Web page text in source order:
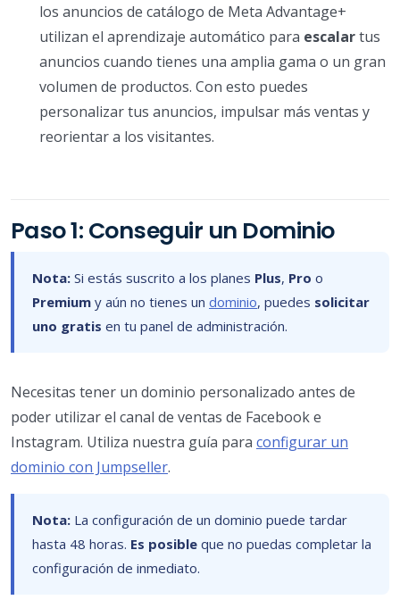
los anuncios de catálogo de Meta Advantage+
utilizan el aprendizaje automático para escalartus
anuncios cuando tienes una amplia gama o un gran
volumen de productos. Con esto puedes
personalizar tus anuncios, impulsar más ventas y
reorientar a los visitantes.
Paso 1: Conseguir un Dominio
Nota: Si estás suscrito a los planes Plus, Pro o
Premium y aún no tienes un dominio, puedes solicitar
uno gratis en tu panel de administración.
Necesitas tener un dominio personalizado antes de
poder utilizar el canal de ventas de Facebook e
Instagram. Utiliza nuestra guía para configurar un
dominio con Jumpseller.
Nota: La configuración de un dominio puede tardar
hasta 48 horas. Es posible que no puedas completar la
configuración de inmediato.